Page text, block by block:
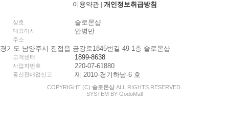
이용약관| 개인정보취급방침
상호 솔로몬샵
대표이사 안병만
주소
경기도 남양주시 진접읍 금강로1845번길 49 1층 솔로몬샵
고객센터 1899-8638
사업자번호 220-07-61880
통신판매업신고 제 2010-경기하남-6 호
COPYRIGHT (C) 솔로몬샵 ALL RIGHTS RESERVED.
SYSTEM BY GodoMall